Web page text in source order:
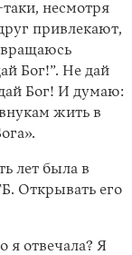
несмотря
привлекают,
Бог!”. Не дай
Бог! И думаю:
жить в
лет была в
Открывать его
я отвечала? Я